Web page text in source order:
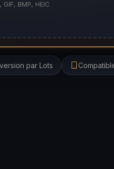
GIF, BMP, HEIC
par Lots